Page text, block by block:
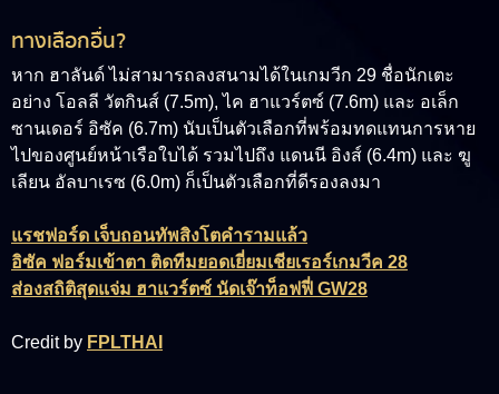
ทางเลือกอื่น?
หาก ฮาลันด์ ไม่สามารถลงสนามได้ในเกมวีก 29 ชื่อนักเตะ
อย่าง โอลลี วัตกินส์ (7.5m), ไค ฮาแวร์ตซ์ (7.6m) และ อเล็ก
ซานเดอร์ อิซัค (6.7m) นับเป็นตัวเลือกที่พร้อมทดแทนการหาย
ไปของศูนย์หน้าเรือใบได้ รวมไปถึง แดนนี อิงส์ (6.4m) และ ฆู
เลียน อัลบาเรซ (6.0m) ก็เป็นตัวเลือกที่ดีรองลงมา
แรชฟอร์ด เจ็บถอนทัพสิงโตคำรามแล้ว
อิซัค ฟอร์มเข้าตา ติดทีมยอดเยี่ยมเชียเรอร์เกมวีค 28
ส่องสถิติสุดแจ่ม ฮาแวร์ตซ์ นัดเจ๊าท็อฟฟี่ GW28
Credit by FPLTHAI